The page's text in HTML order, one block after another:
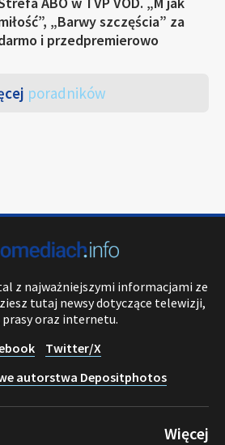
„Barwy szczęścia” za
i przedpremierowo
poradników
z najważniejszymi informacjami ze
tutaj newsy dotyczące telewizji,
prasy oraz internetu.
Twitter/X
autorstwa Depositphotos
Więcej